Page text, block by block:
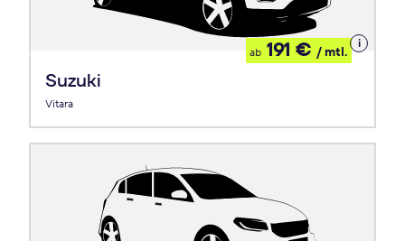
Suzuki
Vitara
ab 191 € / mtl.
Details
zum